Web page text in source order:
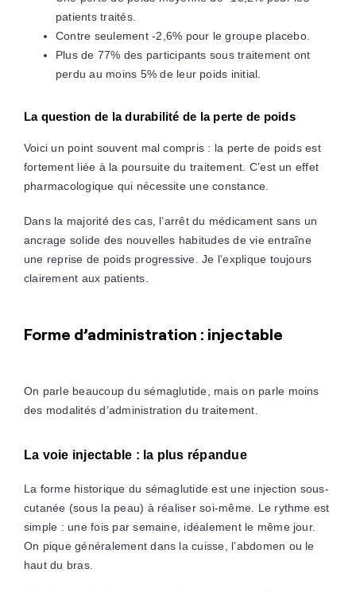
patients traités.
Contre seulement -2,6% pour le groupe placebo.
Plus de 77% des participants sous traitement ont
perdu au moins 5% de leur poids initial.
La question de la durabilité de la perte de poids
Voici un point souvent mal compris : la perte de poids est
fortement liée à la poursuite du traitement. C’est un effet
pharmacologique qui nécessite une constance.
Dans la majorité des cas, l’arrêt du médicament sans un
ancrage solide des nouvelles habitudes de vie entraîne
une reprise de poids progressive. Je l’explique toujours
clairement aux patients.
Forme d’administration : injectable
On parle beaucoup du sémaglutide, mais on parle moins
des modalités d’administration du traitement.
La voie injectable : la plus répandue
La forme historique du sémaglutide est une injection sous-
cutanée (sous la peau) à réaliser soi-même. Le rythme est
simple : une fois par semaine, idéalement le même jour.
On pique généralement dans la cuisse, l’abdomen ou le
haut du bras.